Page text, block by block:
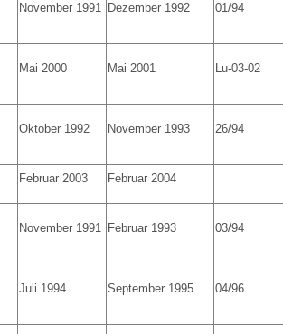
November 1991 Dezember 1992 01/94
Mai 2000 Mai 2001 Lu-03-02
Oktober 1992 November 1993 26/94
Februar 2003 Februar 2004
November 1991 Februar 1993 03/94
Juli 1994 September 1995 04/96